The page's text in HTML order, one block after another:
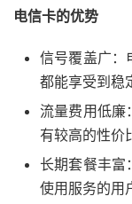
电信卡的优势
信号覆盖广：
都能享受到稳
流量费用低廉
有较高的性价
长期套餐丰富
使用服务的用